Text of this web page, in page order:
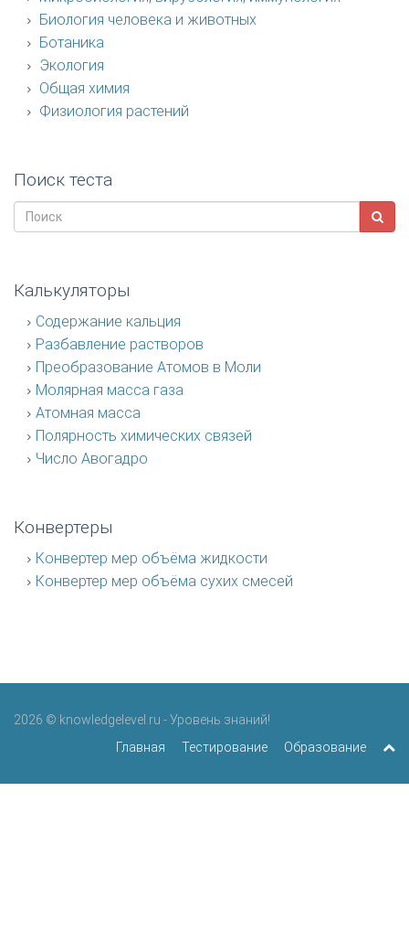
Биология человека и животных
Ботаника
Экология
Общая химия
Физиология растений
Поиск теста
Калькуляторы
Содержание кальция
Разбавление растворов
Преобразование Атомов в Моли
Молярная масса газа
Атомная масса
Полярность химических связей
Число Авогадро
Конвертеры
Конвертер мер объёма жидкости
Конвертер мер объёма сухих смесей
2026 © knowledgelevel.ru - Уровень знаний!
Главная
Тестирование Образование